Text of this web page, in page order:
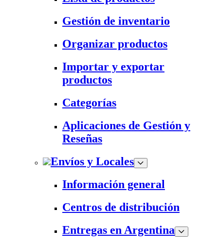
Gestión de inventario
Organizar productos
Importar y exportar
productos
Categorías
Aplicaciones de Gestión y
Reseñas
Envíos y Locales
Información general
Centros de distribución
Entregas en Argentina